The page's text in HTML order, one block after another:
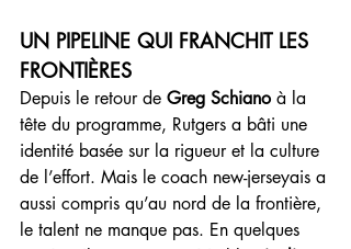
UN PIPELINE QUI FRANCHIT LES
FRONTIÈRES
Depuis le retour de Greg Schiano à la
tête du programme, Rutgers a bâti une
identité basée sur la rigueur et la culture
de l’effort. Mais le coach new-jerseyais a
aussi compris qu’au nord de la frontière,
le talent ne manque pas. En quelques